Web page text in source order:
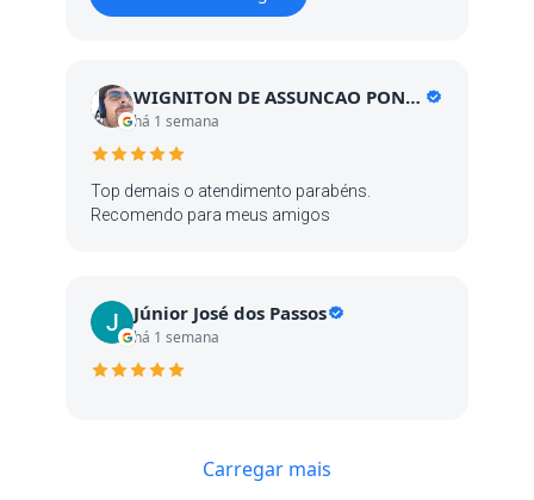
WIGNITON DE ASSUNCAO PONTES
há 1 semana
Top demais o atendimento parabéns.
Recomendo para meus amigos
Júnior José dos Passos
há 1 semana
Carregar mais